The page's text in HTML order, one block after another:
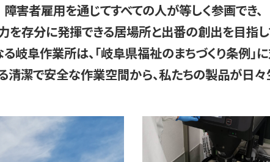
障害者雇用を通じてすべての人が等しく参画でき、
を存分に発揮できる居場所と出番の創出を目指し
岐阜作業所は、「岐阜県福祉のまちづくり条例」
清潔で安全な作業空間から、私たちの製品が日々